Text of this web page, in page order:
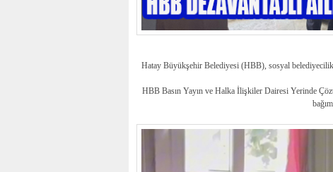
Hatay Büyükşehir Belediyesi (HBB), sosyal belediyecilik
HBB Basın Yayın ve Halka İlişkiler Dairesi Yerinde